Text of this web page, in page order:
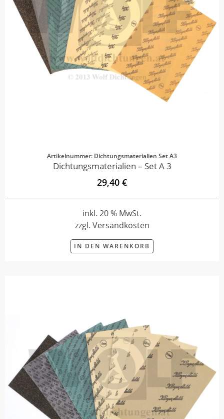
Artikelnummer: Dichtungsmaterialien Set A3
Dichtungsmaterialien – Set A 3
29,40 €
inkl. 20 % MwSt.
zzgl. Versandkosten
IN DEN WARENKORB